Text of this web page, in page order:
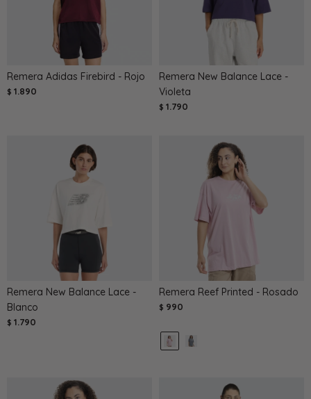
Remera Adidas Firebird - Rojo
$ 1.890
Remera New Balance Lace -
Violeta
$ 1.790
Remera New Balance Lace -
Blanco
$ 1.790
Remera Reef Printed - Rosado
$ 990